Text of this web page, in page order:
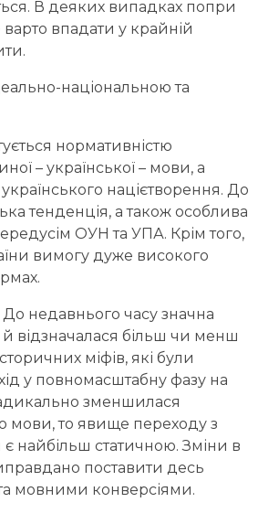
В деяких випадках попри
впадати у крайній
національною та
нормативністю
– української – мови, а
націєтворення. До
тенденція, а також особлива
ОУН та УПА. Крім того,
вимогу дуже високого
недавнього часу значна
й відзначалася більш чи менш
міфів, які були
у повномасштабну фазу на
зменшилася
мови, то явище переходу з
є найбільш статичною. Зміни в
поставити десь
мовними конверсіями.